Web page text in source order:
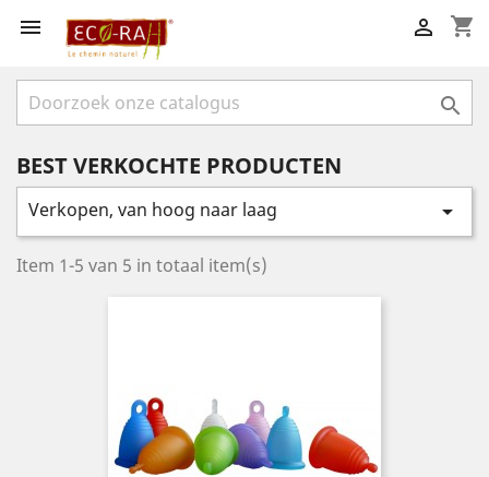
 shopping_cart


BEST VERKOCHTE PRODUCTEN
Verkopen, van hoog naar laag 
Item 1-5 van 5 in totaal item(s)